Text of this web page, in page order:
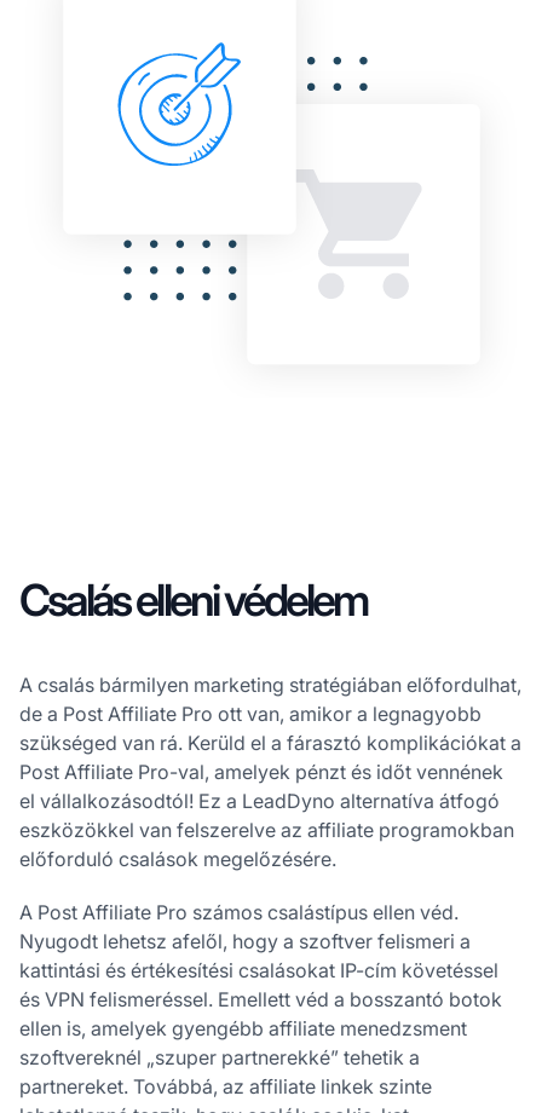
Csalás elleni védelem
A csalás bármilyen marketing stratégiában előfordulhat,
de a Post Affiliate Pro ott van, amikor a legnagyobb
szükséged van rá. Kerüld el a fárasztó komplikációkat a
Post Affiliate Pro-val, amelyek pénzt és időt vennének
el vállalkozásodtól! Ez a LeadDyno alternatíva átfogó
eszközökkel van felszerelve az affiliate programokban
előforduló csalások megelőzésére.
A Post Affiliate Pro számos csalástípus ellen véd.
Nyugodt lehetsz afelől, hogy a szoftver felismeri a
kattintási és értékesítési csalásokat IP-cím követéssel
és VPN felismeréssel. Emellett véd a bosszantó botok
ellen is, amelyek gyengébb affiliate menedzsment
szoftvereknél „szuper partnerekké” tehetik a
partnereket. Továbbá, az affiliate linkek szinte